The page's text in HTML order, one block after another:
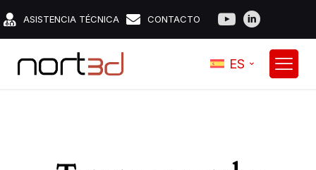
ASISTENCIA TÉCNICA CONTACTO
ES